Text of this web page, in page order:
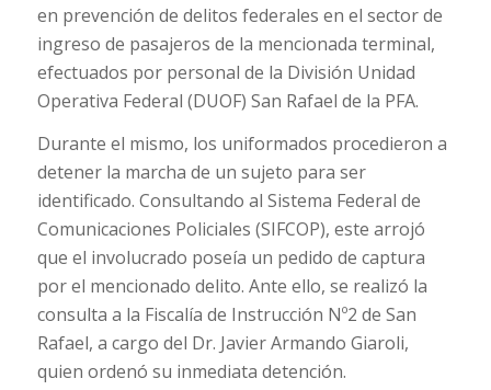
en prevención de delitos federales en el sector de
ingreso de pasajeros de la mencionada terminal,
efectuados por personal de la División Unidad
Operativa Federal (DUOF) San Rafael de la PFA.
Durante el mismo, los uniformados procedieron a
detener la marcha de un sujeto para ser
identificado. Consultando al Sistema Federal de
Comunicaciones Policiales (SIFCOP), este arrojó
que el involucrado poseía un pedido de captura
por el mencionado delito. Ante ello, se realizó la
consulta a la Fiscalía de Instrucción Nº2 de San
Rafael, a cargo del Dr. Javier Armando Giaroli,
quien ordenó su inmediata detención.